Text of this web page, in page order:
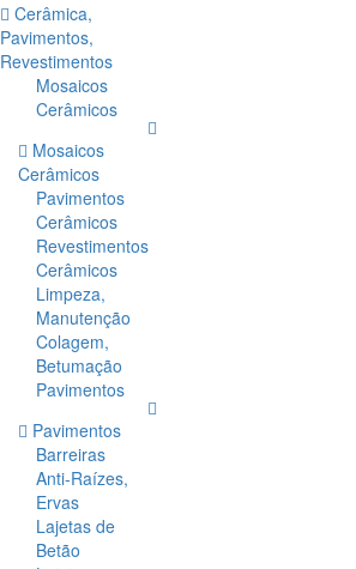
Cerâmica,
Pavimentos,
Revestimentos
Mosaicos
Cerâmicos
Mosaicos
Cerâmicos
Pavimentos
Cerâmicos
Revestimentos
Cerâmicos
Limpeza,
Manutenção
Colagem,
Betumação
Pavimentos
Pavimentos
Barreiras
Anti-Raízes,
Ervas
Lajetas de
Betão